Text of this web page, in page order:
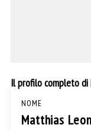
Il profilo completo di
NOME
Matthias Leon